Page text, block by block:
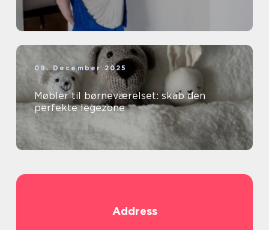
09. December 2025
Møbler til børneværelset: skab den
perfekte legezone
Address